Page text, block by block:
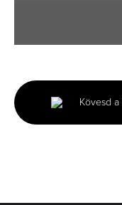
minutes,
31
seconds
Kövesd a